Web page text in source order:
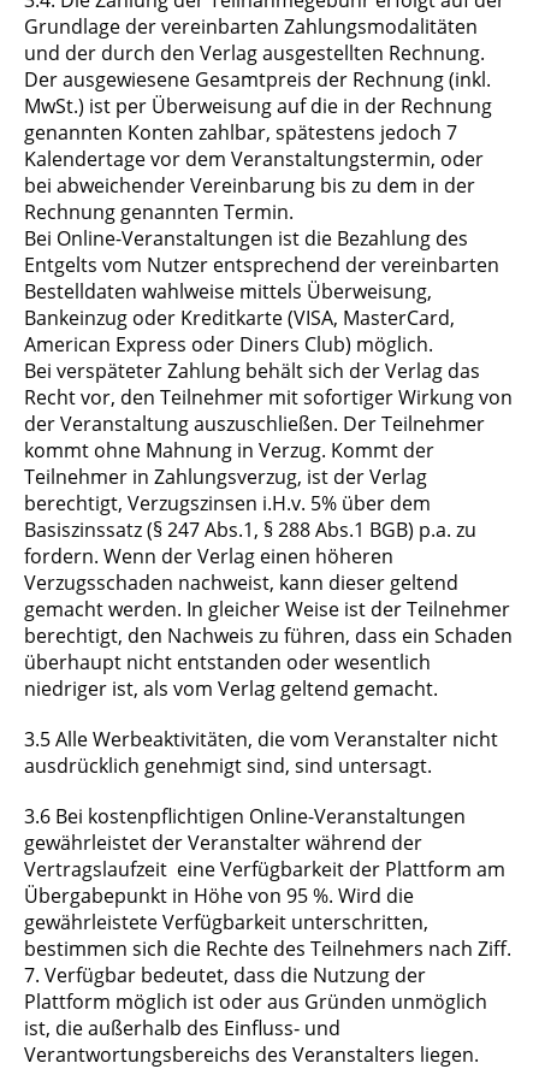
Grundlage der vereinbarten Zahlungsmodalitäten
und der durch den Verlag ausgestellten Rechnung.
Der ausgewiesene Gesamtpreis der Rechnung (inkl.
MwSt.) ist per Überweisung auf die in der Rechnung
genannten Konten zahlbar, spätestens jedoch 7
Kalendertage vor dem Veranstaltungstermin, oder
bei abweichender Vereinbarung bis zu dem in der
Rechnung genannten Termin.
Bei Online-Veranstaltungen ist die Bezahlung des
Entgelts vom Nutzer entsprechend der vereinbarten
Bestelldaten wahlweise mittels Überweisung,
Bankeinzug oder Kreditkarte (VISA, MasterCard,
American Express oder Diners Club) möglich.
Bei verspäteter Zahlung behält sich der Verlag das
Recht vor, den Teilnehmer mit sofortiger Wirkung von
der Veranstaltung auszuschließen. Der Teilnehmer
kommt ohne Mahnung in Verzug. Kommt der
Teilnehmer in Zahlungsverzug, ist der Verlag
berechtigt, Verzugszinsen i.H.v. 5% über dem
Basiszinssatz (§ 247 Abs.1, § 288 Abs.1 BGB) p.a. zu
fordern. Wenn der Verlag einen höheren
Verzugsschaden nachweist, kann dieser geltend
gemacht werden. In gleicher Weise ist der Teilnehmer
berechtigt, den Nachweis zu führen, dass ein Schaden
überhaupt nicht entstanden oder wesentlich
niedriger ist, als vom Verlag geltend gemacht.
3.5 Alle Werbeaktivitäten, die vom Veranstalter nicht
ausdrücklich genehmigt sind, sind untersagt.
3.6 Bei kostenpflichtigen Online-Veranstaltungen
gewährleistet der Veranstalter während der
Vertragslaufzeit eine Verfügbarkeit der Plattform am
Übergabepunkt in Höhe von 95 %. Wird die
gewährleistete Verfügbarkeit unterschritten,
bestimmen sich die Rechte des Teilnehmers nach Ziff.
7. Verfügbar bedeutet, dass die Nutzung der
Plattform möglich ist oder aus Gründen unmöglich
ist, die außerhalb des Einfluss‐ und
Verantwortungsbereichs des Veranstalters liegen.